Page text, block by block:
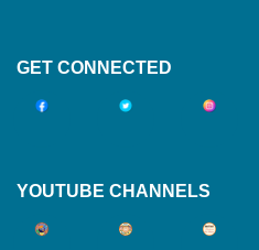
GET CONNECTED
YOUTUBE CHANNELS